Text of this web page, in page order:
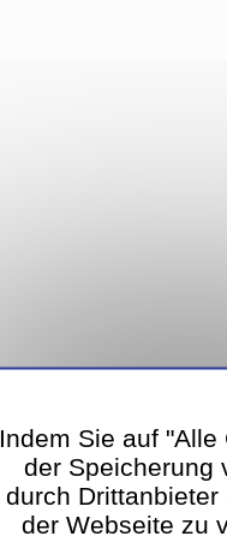
Indem Sie auf
der Speicherung
durch
der Webseite zu